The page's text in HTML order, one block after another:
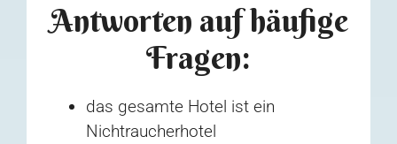
Antworten auf häufige
Fragen:
das gesamte Hotel ist ein
Nichtraucherhotel